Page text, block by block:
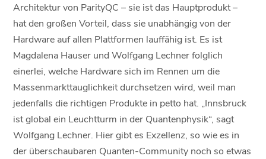
Architektur von ParityQC – sie ist das Hauptprodukt –
hat den großen Vorteil, dass sie unabhängig von der
Hardware auf allen Plattformen lauffähig ist. Es ist
Magdalena Hauser und Wolfgang Lechner folglich
einerlei, welche Hardware sich im Rennen um die
Massenmarkttauglichkeit durchsetzen wird, weil man
jedenfalls die richtigen Produkte in petto hat. „Innsbruck
ist global ein Leuchtturm in der Quantenphysik“, sagt
Wolfgang Lechner. Hier gibt es Exzellenz, so wie es in
der überschaubaren Quanten-Community noch so etwas